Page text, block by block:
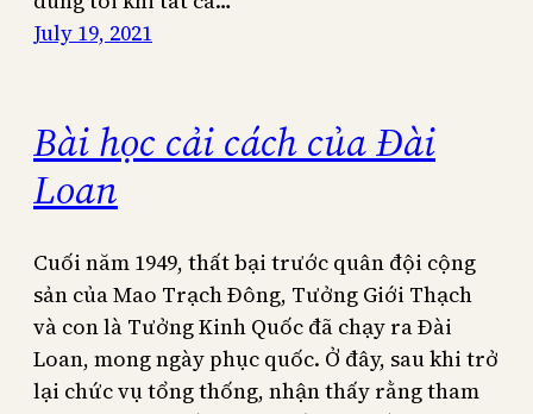
July 19, 2021
Bài học cải cách của Đài
Loan
Cuối năm 1949, thất bại trước quân đội cộng
sản của Mao Trạch Đông, Tưởng Giới Thạch
và con là Tưởng Kinh Quốc đã chạy ra Đài
Loan, mong ngày phục quốc. Ở đây, sau khi trở
lại chức vụ tổng thống, nhận thấy rằng tham